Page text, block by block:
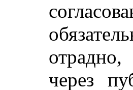
через